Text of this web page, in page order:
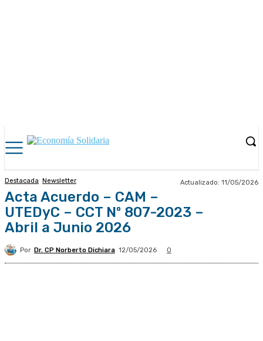
Destacada Newsletter Actualizado: 11/05/2026
Acta Acuerdo – CAM –
UTEDyC – CCT Nº 807-2023 –
Abril a Junio 2026
Por Dr. CP Norberto Dichiara 12/05/2026 0